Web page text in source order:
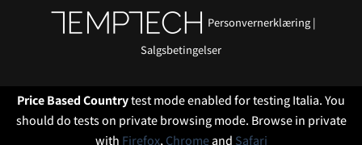
Personvernerklæring |
Salgsbetingelser
Price Based Countrytest mode enabled for testing Italia. You
should do tests on private browsing mode. Browse in private
with Firefox,Chromeand Safari